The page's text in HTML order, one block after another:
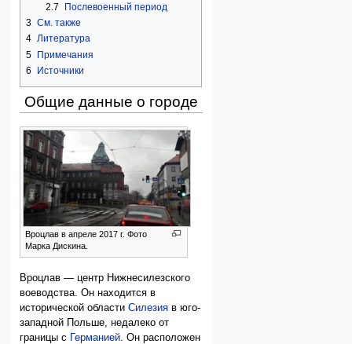
2.7
Послевоенный период
3 См. также
4 Литература
5 Примечания
6
Источники
Общие данные о городе
Вроцлав в апреле 2017 г. Фото
Марка Дискина.
Вроцлав — центр Нижнесилезского
воеводства. Он находится в
исторической областиСилезия в юго-
западной Польше, недалеко от
границы с
Германией. Он расположен